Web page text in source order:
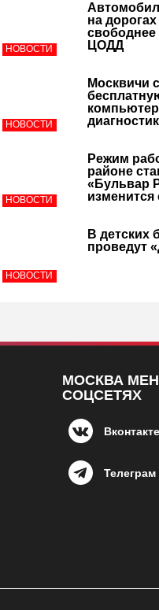
НОВОСТИ
на
ЦОДД
НОВОСТИ
Москвичи
НОВОСТИ
Режим
районе
«Бульвар
изменится
НОВОСТИ
В детских
проведут
МОСКВА
СОЦСЕТЯХ
Вконтакте
Телеграм